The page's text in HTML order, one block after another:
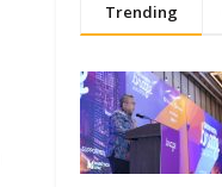
Trending